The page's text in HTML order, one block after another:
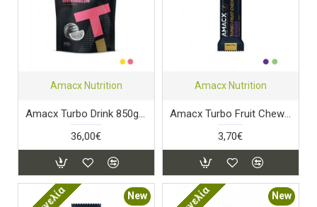
Amacx Nutrition
Amacx Turbo Drink 850gr Watermelon
36,00€
Amacx Nutrition
Amacx Turbo Fruit Chew Cassis
3,70€
New New